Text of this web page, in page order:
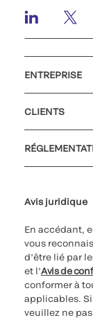
ENTREPRISE
CLIENTS
Avis juridique
En accédant,
vous
d’être lié par
et l’Avis de
conformer à
applicables.
veuillez ne